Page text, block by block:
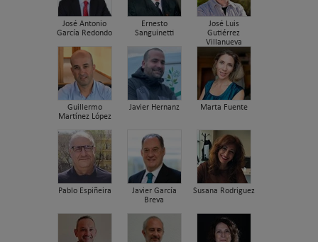
José Antonio
García Redondo
Ernesto
Sanguinetti
José Luis
Gutiérrez
Villanueva
Guillermo
Martínez López
Javier Hernanz Marta Fuente
Pablo Espiñeira
Javier García
Breva
Susana Rodriguez